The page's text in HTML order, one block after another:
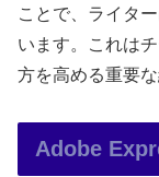
ことで、ライタ
います。これは
方を高める重要
Adobe